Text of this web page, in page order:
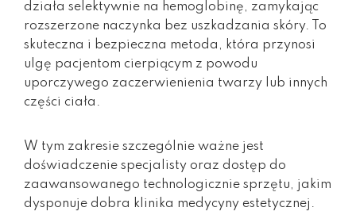
działa selektywnie na hemoglobinę, zamykając
rozszerzone naczynka bez uszkadzania skóry. To
skuteczna i bezpieczna metoda, która przynosi
ulgę pacjentom cierpiącym z powodu
uporczywego zaczerwienienia twarzy lub innych
części ciała.
W tym zakresie szczególnie ważne jest
doświadczenie specjalisty oraz dostęp do
zaawansowanego technologicznie sprzętu, jakim
dysponuje dobra klinika medycyny estetycznej.